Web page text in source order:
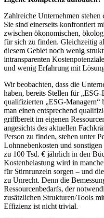
Zahlreiche Unternehmen
Sie sind einerseits konfrontiert
zwischen ökonomischen,
für sich zu finden. Gleichzeitig
diesem Gebiet noch wenig
intransparenten
und wenig Erfahrung mit
Wir beobachten, dass die
haben, bereits Stellen für
qualifizierten „ESG-Managern“
man einen entsprechend
griffbereit im eigenen
angesichts des aktuellen
Person zu finden, stehen unter
Lohnnebenkosten und
zu 100 Tsd. € jährlich in den
Kostenbelastung wird in
für Stirnrunzeln sorgen – und
zu Unrecht. Denn die
Ressourcenbedarfs, der
zusätzlichen Strukturen/Tools
Effizienz ist nicht trivial.